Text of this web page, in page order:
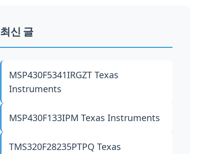
최신 글
MSP430F5341IRGZTTexas
Instruments
MSP430F133IPMTexas Instruments
TMS320F28235PTPQTexas